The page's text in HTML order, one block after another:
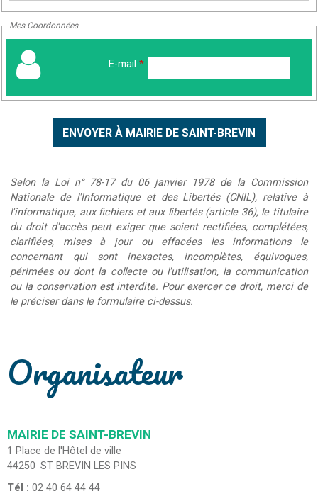
Mes Coordonnées
E-mail *
Selon la Loi n° 78-17 du 06 janvier 1978 de la Commission
Nationale de l'Informatique et des Libertés (CNIL), relative à
l'informatique, aux fichiers et aux libertés (article 36), le titulaire
du droit d'accès peut exiger que soient rectifiées, complétées,
clarifiées, mises à jour ou effacées les informations le
concernant qui sont inexactes, incomplètes, équivoques,
périmées ou dont la collecte ou l'utilisation, la communication
ou la conservation est interdite. Pour exercer ce droit, merci de
le préciser dans le formulaire ci-dessus.
Organisateur
MAIRIE DE SAINT-BREVIN
1 Place de l'Hôtel de ville
44250 ST BREVIN LES PINS
Tél : 02 40 64 44 44